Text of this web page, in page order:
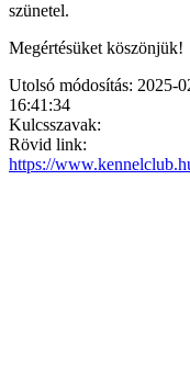
szünetel.
Megértésüket köszönjük!
Utolsó módosítás: 2025-
16:41:34
Kulcsszavak:
Rövid link:
https://